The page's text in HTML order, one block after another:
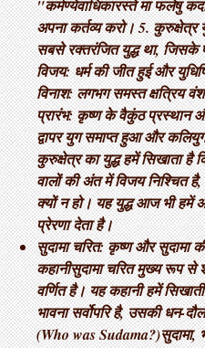
"कर्मण्येवाधिकारस्ते मा फलेषु
अपना कर्तव्य करो। 5. कुरुक्षेत्र
सबसे रक्तरंजित युद्ध था, जिसके
विजय: धर्म की जीत हुई और
विनाश: लगभग समस्त क्षत्रिय
प्रारंभ: कृष्ण के वैकुंठ प्रस्थान
द्वापर युग समाप्त हुआ और
कुरुक्षेत्र का युद्ध हमें सिखाता है
वालों की अंत में विजय निश्चित
क्यों न हो। यह युद्ध आज भी हमें
प्रेरणा देता है।
सुदामा चरित: कृष्ण और सुदामा
कहानी ​सुदामा चरित मुख्य रूप से
वर्णित है। यह कहानी हमें
भावना सर्वोपरि है, उसकी धन-
(Who was Sudama?)